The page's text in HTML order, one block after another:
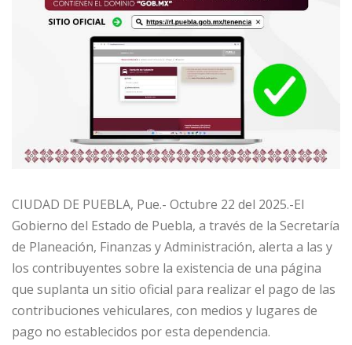
CIUDAD DE PUEBLA, Pue.- Octubre 22 del 2025.-El
Gobierno del Estado de Puebla, a través de la Secretaría
de Planeación, Finanzas y Administración, alerta a las y
los contribuyentes sobre la existencia de una página
que suplanta un sitio oficial para realizar el pago de las
contribuciones vehiculares, con medios y lugares de
pago no establecidos por esta dependencia.